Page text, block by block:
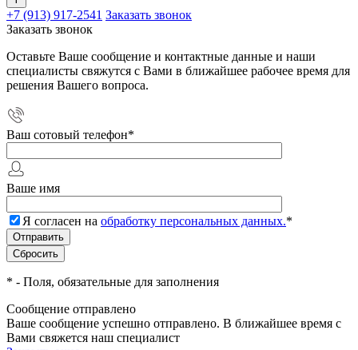
+7 (913) 917-2541 Заказать звонок
Заказать звонок
Оставьте Ваше сообщение и контактные данные и наши
специалисты свяжутся с Вами в ближайшее рабочее время для
решения Вашего вопроса.
Ваш сотовый телефон*
Ваше имя
Я согласен на обработку персональных данных.*
* - Поля, обязательные для заполнения
Сообщение отправлено
Ваше сообщение успешно отправлено. В ближайшее время с
Вами свяжется наш специалист